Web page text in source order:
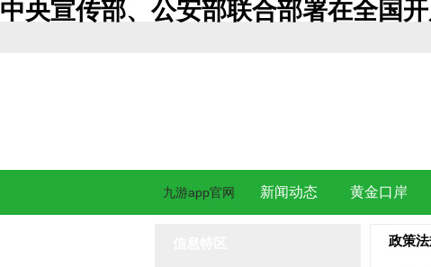
中央宣传部、公安部联合部署在全国
九游app官网 新闻动态 黄金口岸
政策